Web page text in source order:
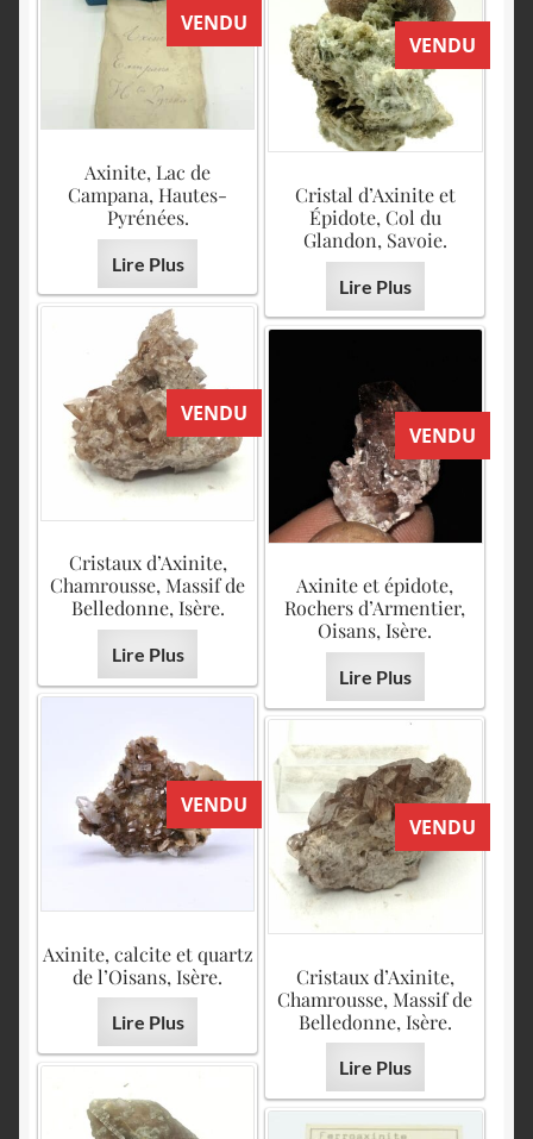
VENDU
Axinite, Lac de
Campana, Hautes-
Pyrénées.
Lire Plus
VENDU
Cristal d’Axinite et
Épidote, Col du
Glandon, Savoie.
Lire Plus
VENDU
Cristaux d’Axinite,
Chamrousse, Massif de
Belledonne, Isère.
Lire Plus
VENDU
Axinite et épidote,
Rochers d’Armentier,
Oisans, Isère.
Lire Plus
VENDU
Axinite, calcite et quartz
de l’Oisans, Isère.
Lire Plus
VENDU
Cristaux d’Axinite,
Chamrousse, Massif de
Belledonne, Isère.
Lire Plus